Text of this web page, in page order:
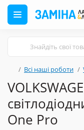
Всі наші роботи
One Pro